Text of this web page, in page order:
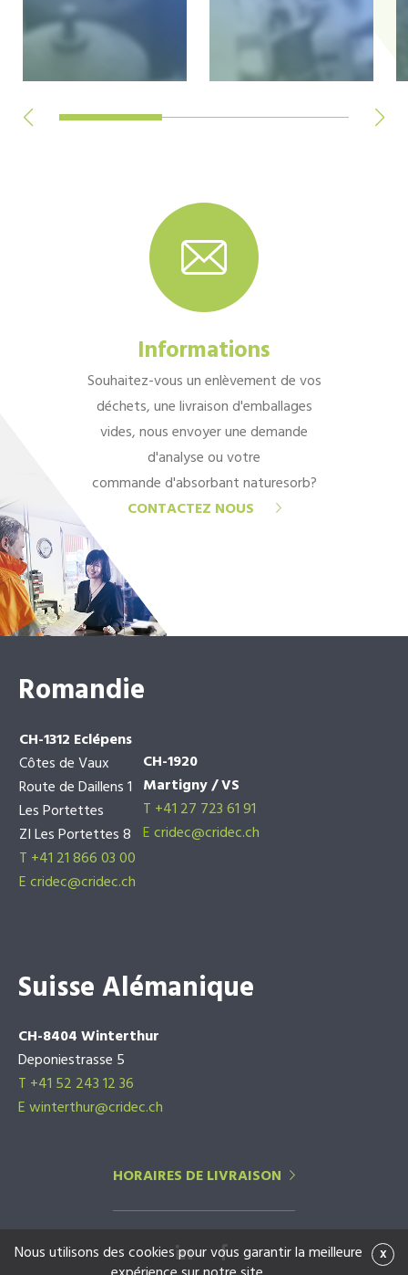
Informations
Souhaitez-vous un enlèvement de vos
déchets, une livraison d'emballages
vides, nous envoyer une demande
d'analyse ou votre
commande d'absorbant naturesorb?
CONTACTEZ NOUS
Romandie
CH-1312 Eclépens
Côtes de Vaux
Route de Daillens 1
Les Portettes
ZI Les Portettes 8
T +41 21 866 03 00
Ecridec@cridec.ch
CH-1920
Martigny / VS
T +41 27 723 61 91
Ecridec@cridec.ch
Suisse Alémanique
CH-8404 Winterthur
Deponiestrasse 5
T +41 52 243 12 36
E winterthur@cridec.ch
HORAIRES DE LIVRAISON
x
Nous utilisons des cookies pour vous garantir la meilleure